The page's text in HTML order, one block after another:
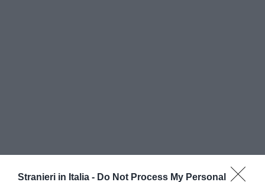
Stranieri in Italia - Do Not Process My Personal